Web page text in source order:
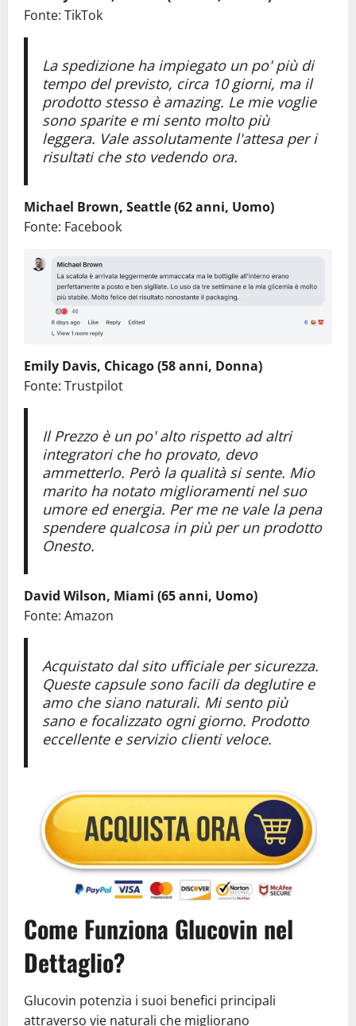
Fonte: TikTok
La spedizione ha impiegato un po' più di
tempo del previsto, circa 10 giorni, ma il
prodotto stesso è amazing. Le mie voglie
sono sparite e mi sento molto più
leggera. Vale assolutamente l'attesa per i
risultati che sto vedendo ora.
Michael Brown, Seattle (62 anni, Uomo)
Fonte: Facebook
Emily Davis, Chicago (58 anni, Donna)
Fonte: Trustpilot
Il Prezzo è un po' alto rispetto ad altri
integratori che ho provato, devo
ammetterlo. Però la qualità si sente. Mio
marito ha notato miglioramenti nel suo
umore ed energia. Per me ne vale la pena
spendere qualcosa in più per un prodotto
Onesto.
David Wilson, Miami (65 anni, Uomo)
Fonte: Amazon
Acquistato dal sito ufficiale per sicurezza.
Queste capsule sono facili da deglutire e
amo che siano naturali. Mi sento più
sano e focalizzato ogni giorno. Prodotto
eccellente e servizio clienti veloce.
Come Funziona Glucovin nel
Dettaglio?
Glucovin potenzia i suoi benefici principali
attraverso vie naturali che migliorano